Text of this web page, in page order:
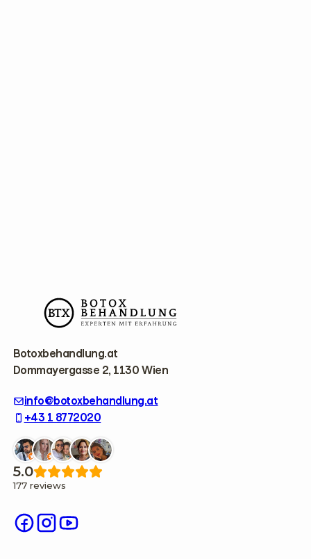
Botoxbehandlung.at
Dommayergasse 2, 1130 Wien
info@botoxbehandlung.at
+43 1 8772020
5.0
177 reviews